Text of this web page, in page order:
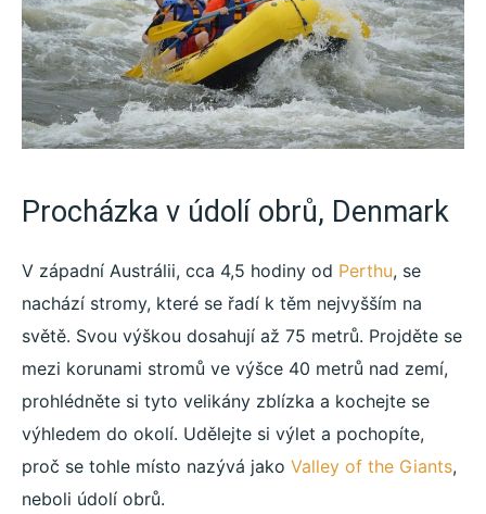
Procházka v údolí obrů, Denmark
V západní Austrálii, cca 4,5 hodiny od Perthu, se
nachází stromy, které se řadí k těm nejvyšším na
světě. Svou výškou dosahují až 75 metrů. Projděte se
mezi korunami stromů ve výšce 40 metrů nad zemí,
prohlédněte si tyto velikány zblízka a kochejte se
výhledem do okolí. Udělejte si výlet a pochopíte,
proč se tohle místo nazývá jako Valley of the Giants,
neboli údolí obrů.